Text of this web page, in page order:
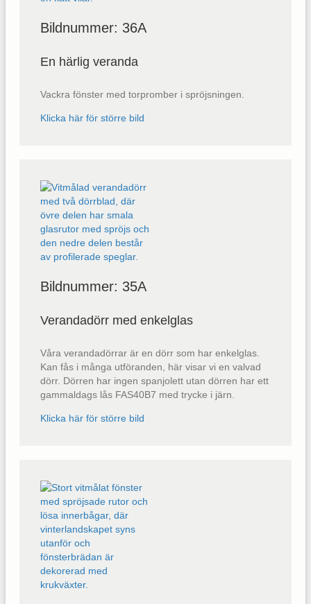
Bildnummer: 36A
En härlig veranda
Vackra fönster med torpromber i spröjsningen.
Klicka här för större bild
Bildnummer: 35A
Verandadörr med enkelglas
Våra verandadörrar är en dörr som har enkelglas.
Kan fås i många utföranden, här visar vi en valvad
dörr. Dörren har ingen spanjolett utan dörren har ett
gammaldags lås FAS40B7 med trycke i järn.
Klicka här för större bild